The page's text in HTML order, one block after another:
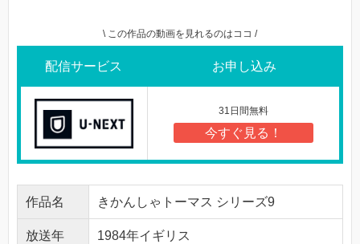
\ この作品の動画を見れるのはココ /
配信サービス お申し込み
31日間無料
今すぐ見る！
作品名 きかんしゃトーマス シリーズ9
放送年 1984年イギリス